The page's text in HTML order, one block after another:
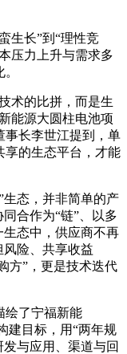
生长”到“理性竞
压力上升与需求多
术的比拼，而是生
能源大圆柱电池项
事长李世江提到，单
享的生态平台，才能
态，并非简单的产
合作为“链”、以多
生态中，供应商不再
风险、共享收益
方”，更是技术迭代
绘了宁福新能
建目标，用“两年规
与应用、渠道与回